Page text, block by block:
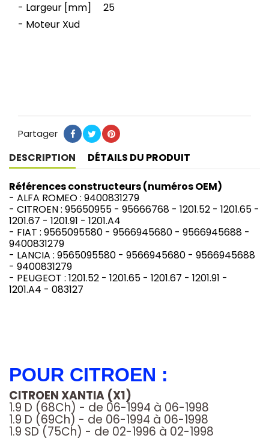
- Largeur [mm] 25
- Moteur Xud
Partager
Partager
TweetPinterest
DESCRIPTION DÉTAILS DU PRODUIT
Références constructeurs (numéros OEM)
- ALFA ROMEO : 9400831279
- CITROEN : 95650955 - 95666768 - 1201.52 - 1201.65 -
1201.67 - 1201.91 - 1201.A4
- FIAT : 9565095580 - 9566945680 - 9566945688 -
9400831279
- LANCIA : 9565095580 - 9566945680 - 9566945688
- 9400831279
- PEUGEOT : 1201.52 - 1201.65 - 1201.67 - 1201.91 -
1201.A4 - 083127
POUR CITROEN :
CITROEN XANTIA (X1)
1.9 D (68Ch) - de 06-1994 à 06-1998
1.9 D (69Ch) - de 06-1994 à 06-1998
1.9 SD (75Ch) - de 02-1996 à 02-1998